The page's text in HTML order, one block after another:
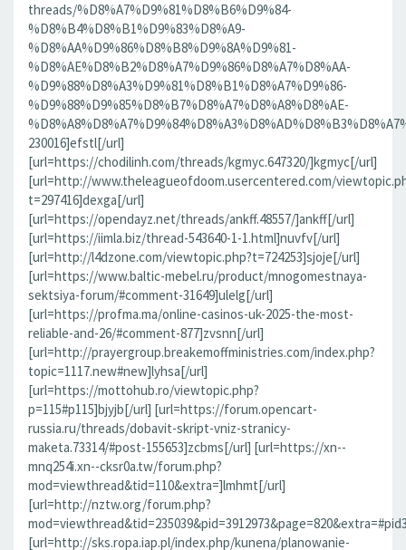
threads/%D8%A7%D9%81%D8%B6%D9%84-
%D8%B4%D8%B1%D9%83%D8%A9-
%D8%AA%D9%86%D8%B8%D9%8A%D9%81-
%D8%AE%D8%B2%D8%A7%D9%86%D8%A7%D8%AA-
%D9%88%D8%A3%D9%81%D8%B1%D8%A7%D9%86-
%D9%88%D9%85%D8%B7%D8%A7%D8%A8%D8%AE-
230016]efstl[/url]
[url=https://chodilinh.com/threads/kgmyc.647320/]kgmyc[/url]
[url=http://www.theleagueofdoom.usercentered.com/
t=297416]dexga[/url]
[url=https://opendayz.net/threads/ankff.48557/]ankff[/url]
[url=https://iimla.biz/thread-543640-1-1.html]nuvfv[/url]
[url=http://l4dzone.com/viewtopic.php?t=724253]sjoje[/url]
[url=https://www.baltic-mebel.ru/product/mnogomestnaya-
sektsiya-forum/#comment-31649]ulelg[/url]
[url=https://profma.ma/online-casinos-uk-2025-the-most-
reliable-and-26/#comment-877]zvsnn[/url]
[url=http://prayergroup.breakemoffministries.com/index.php?
topic=1117.new#new]lyhsa[/url]
[url=https://mottohub.ro/viewtopic.php?
p=115#p115]bjyjb[/url] [url=https://forum.opencart-
russia.ru/threads/dobavit-skript-vniz-stranicy-
maketa.73314/#post-155653]zcbms[/url] [url=https://xn--
mnq254i.xn--cksr0a.tw/forum.php?
mod=viewthread&tid=110&extra=]lmhmt[/url]
[url=http://nztw.org/forum.php?
[url=http://sks.ropa.iap.pl/index.php/kunena/planowanie-